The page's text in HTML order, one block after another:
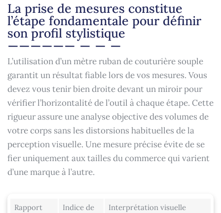
La prise de mesures constitue
l’étape fondamentale pour définir
son profil stylistique
L’utilisation d’un mètre ruban de couturière souple
garantit un résultat fiable lors de vos mesures. Vous
devez vous tenir bien droite devant un miroir pour
vérifier l’horizontalité de l’outil à chaque étape. Cette
rigueur assure une analyse objective des volumes de
votre corps sans les distorsions habituelles de la
perception visuelle. Une mesure précise évite de se
fier uniquement aux tailles du commerce qui varient
d’une marque à l’autre.
Rapport
Indice de
Interprétation visuelle